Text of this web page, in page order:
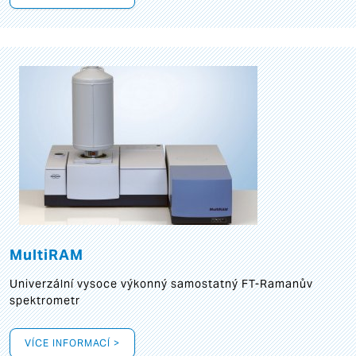
MultiRAM
Univerzální vysoce výkonný samostatný FT-Ramanův
spektrometr
VÍCE INFORMACÍ >